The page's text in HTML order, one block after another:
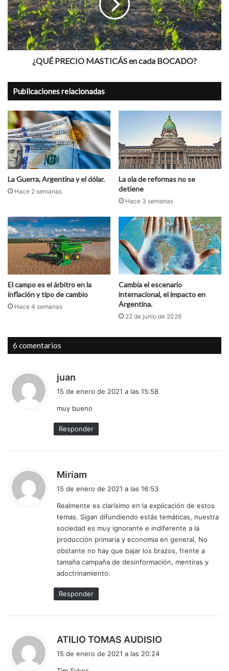
cada
BOCADO?
¿QUÉ PRECIO MASTICÁS en cada BOCADO?
Publicaciones relacionadas
La Guerra, Argentina y el dólar.
Hace 2 semanas
La ola de reformas no se
detiene
Hace 3 semanas
El campo es el árbitro en la
inflación y tipo de cambio
Hace 4 semanas
Cambia el escenario
internacional, el impacto en
Argentina.
22 de junio de 2026
6 comentarios
juan
e
:
15 de enero de 2021 a las 15:58
muy bueno
Responder
Miriam
e
:
15 de enero de 2021 a las 16:53
Realmente es clarísimo en la explicación de estos
temas. Sigan difundiendo estás temáticas, nuestra
sociedad es muy ignorante e indiferente a la
producción primaria y economia en general. No
obstante no hay que bajar los brazos, frente a
tamaña campaña de desinformación, mentiras y
adoctrinamiento.
Responder
ATILIO TOMAS AUDISIO
15 de enero de 2021 a las 20:24